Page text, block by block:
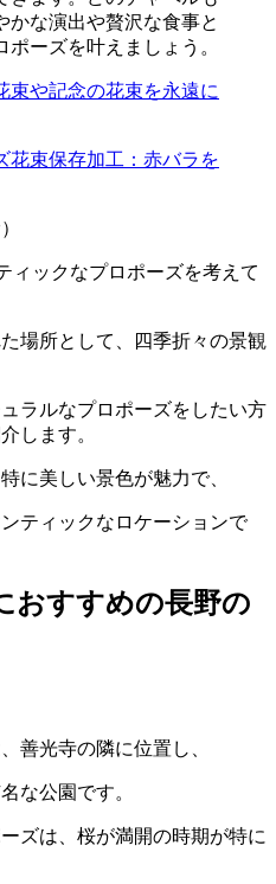
かな演出や贅沢な食事と
ーズを叶えましょう。
束や記念の花束を永遠に
花束保存加工：赤バラを
ィックなプロポーズを考えて
場所として、四季折々の景観
ラルなプロポーズをしたい方
します。
に美しい景色が魅力で、
ティックなロケーションで
おすすめの長野の
善光寺の隣に位置し、
な公園です。
ズは、桜が満開の時期が特に